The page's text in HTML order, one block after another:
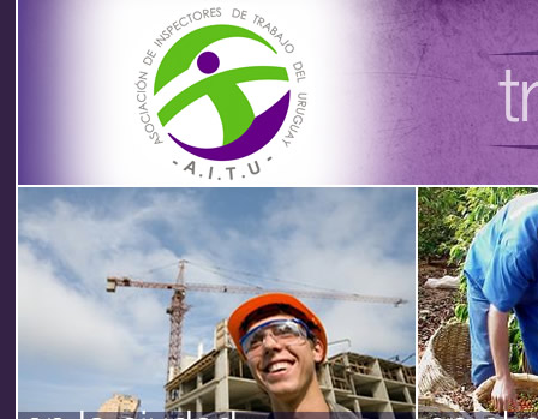
Asociación
de
Inspectores